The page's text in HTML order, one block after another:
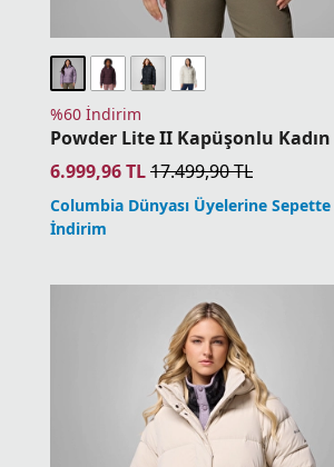
%60 İndirim
Powder Lite II Kapüşonlu
6.999,96TL17.499,90TL
Columbia Dünyası Üyelerine Sepette
İndirim